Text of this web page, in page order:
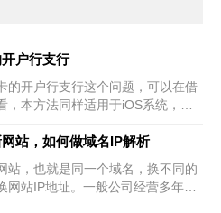
户行支行
的开户行支行这个问题，可以在借
，本方法同样适用于iOS系统，以
站，如何做域名IP解析
站，也就是同一个域名，换不同的
网站IP地址。一般公司经营多年不